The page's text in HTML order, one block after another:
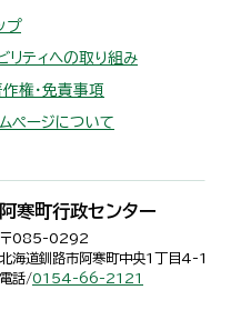
プ
リティへの取り組み
作権・免責事項
ページについて
阿寒町行政センター
〒085-0292
北海道釧路市阿寒町中央1丁目4-1
電話/0154-66-2121